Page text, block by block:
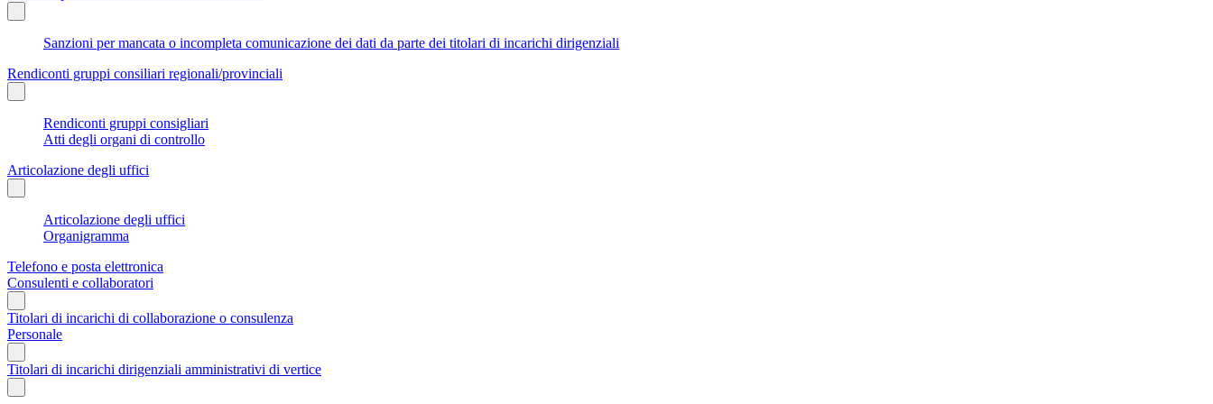
Sanzioni per mancata o incompleta comunicazione dei dati da parte dei titolari di incarichi dirigenziali
Rendiconti gruppi consiliari regionali/provinciali
Rendiconti gruppi consigliari
Atti degli organi di controllo
Articolazione degli uffici
Articolazione degli uffici
Organigramma
Telefono e posta elettronica
Consulenti e collaboratori
Titolari di incarichi di collaborazione o consulenza
Personale
Titolari di incarichi dirigenziali amministrativi di vertice